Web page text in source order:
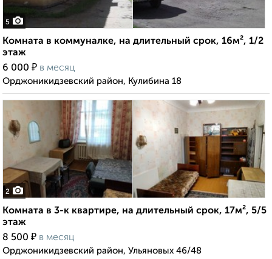
5
Комната в коммуналке, на длительный срок, 16м², 1/2
этаж
6 000 ₽ в месяц
Орджоникидзевский район, Кулибина 18
2
Комната в 3-к квартире, на длительный срок, 17м², 5/5
этаж
8 500 ₽ в месяц
Орджоникидзевский район, Ульяновых 46/48